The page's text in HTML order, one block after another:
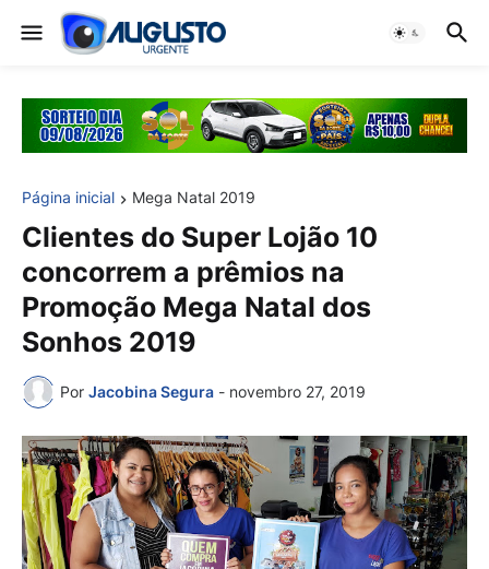
Página inicial Mega Natal 2019
Clientes do Super Lojão 10
concorrem a prêmios na
Promoção Mega Natal dos
Sonhos 2019
Por Jacobina Segura - novembro 27, 2019